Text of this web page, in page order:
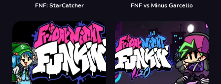
FNF: StarCatcher FNF vs Minus Garcello